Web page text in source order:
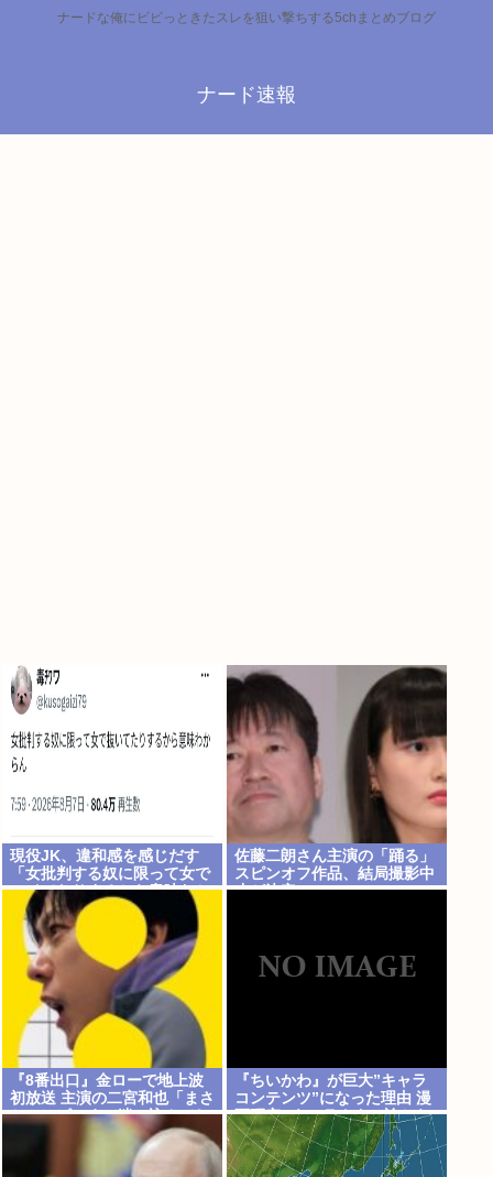
ナードな俺にビビっときたスレを狙い撃ちする5chまとめブログ
ナード速報
現役JK、違和感を感じだす
「女批判する奴に限って女で
ヌイてたりするから意味わか
らなくなってきた 」
佐藤二朗さん主演の「踊る」
スピンオフ作品、結局撮影中
止が決定www
『8番出口』金ローで地上波
初放送 主演の二宮和也「まさ
かテレビにまで迷い込んでし
『ちいかわ』が巨大”キャラ
コンテンツ”になった理由 漫
画研究&キャラクター論から
紐解く